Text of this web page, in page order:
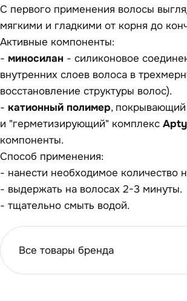
С первого применения волосы
мягкими и гладкими от корня до
Активные компоненты:
- миносилан - силиконовое
внутренних слоев волоса в
восстановление структуры волос).
- катионный полимер, покрывающий
и "герметизирующий" комплекс
компоненты.
Способ применения:
- нанести необходимое
- выдержать на волосах 2-3 минуты.
- тщательно смыть водой.
Все товары бренда